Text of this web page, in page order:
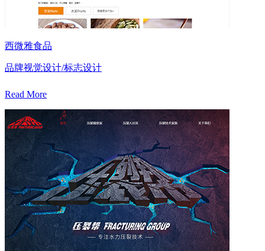
西微雅食品
品牌视觉设计/标志设计
Read More